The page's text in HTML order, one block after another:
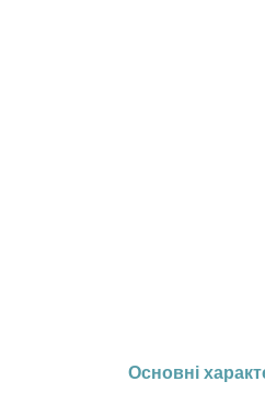
Основні